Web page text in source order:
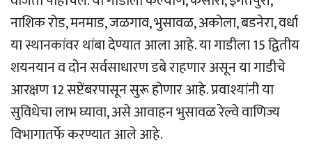
नाशिक रोड, मनमाड, जळगाव, भुसावळ, अकोला, बडनेरा, वर्धा
या स्थानकांवर थांबा देण्यात आला आहे. या गाडीला 15 द्वितीय
शयनयान व दोन सर्वसाधारण डबे राहणार असून या गाडीचे
आरक्षण 12 सप्टेंबरपासून सुरू होणार आहे. प्रवाश्यांनी या
सुविधेचा लाभ घ्यावा, असे आवाहन भुसावळ रेल्वे वाणिज्य
विभागातर्फे करण्यात आले आहे.